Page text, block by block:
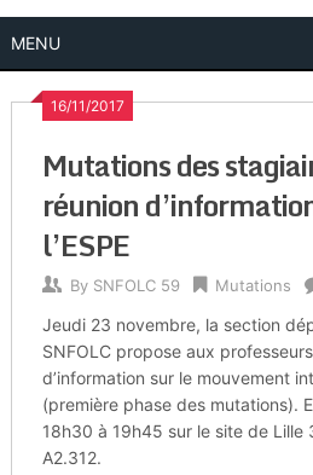
MENU
16/11/2017
Mutations des
réunion
l’ESPE
By SNFOLC 59 Mutations
Jeudi 23 novembre, la section
SNFOLC propose aux
d’information sur le mouvement
(première phase des mutations).
18h30 à 19h45 sur le site de Lille
A2.312.